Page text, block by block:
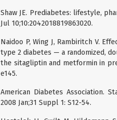
Shaw JE. Prediabetes: lifestyle,
Jul 10;10:2042018819863020.
Naidoo P, Wing J, Rambiritch V.
type 2 diabetes — a randomized,
the sitagliptin and metformin in
e145.
American Diabetes Association.
2008 Jan;31 Suppl 1: S12-54.